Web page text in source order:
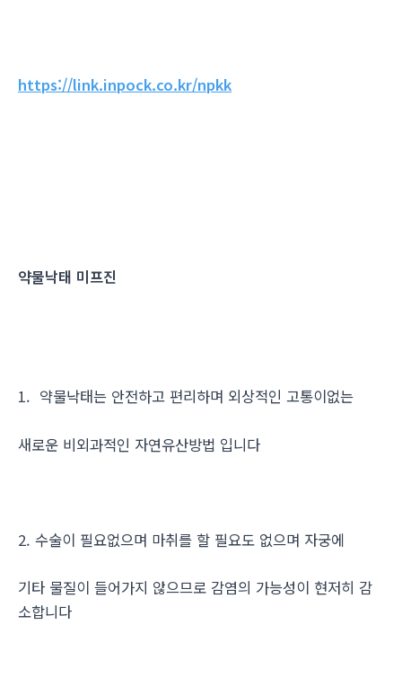
https://link.inpock.co.kr/npkk
약물낙태 미프진
1. 약물낙태는 안전하고 편리하며 외상적인 고통이없는
새로운 비외과적인 자연유산방법 입니다
2. 수술이 필요없으며 마취를 할 필요도 없으며 자궁에
기타 물질이 들어가지 않으므로 감염의 가능성이 현저히 감
소합니다